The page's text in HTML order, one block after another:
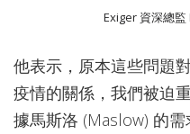
Exiger 資深總
他表示，原本這些問題
疫情的關係，我們被迫
據馬斯洛 (Maslow) 的